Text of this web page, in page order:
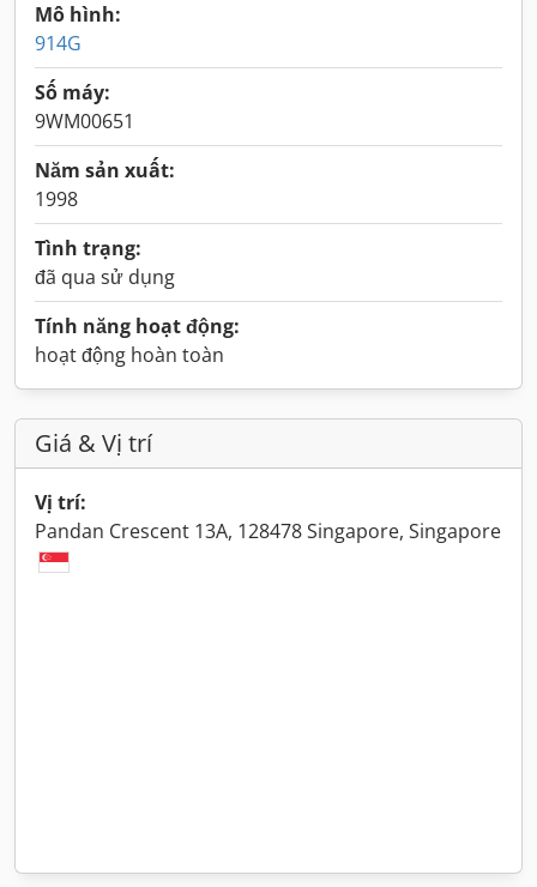
Mô hình:
914G
Số máy:
9WM00651
Năm sản xuất:
1998
Tình trạng:
đã qua sử dụng
Tính năng hoạt động:
hoạt động hoàn toàn
Giá & Vị trí
Vị trí:
Pandan Crescent 13A, 128478 Singapore, Singapore